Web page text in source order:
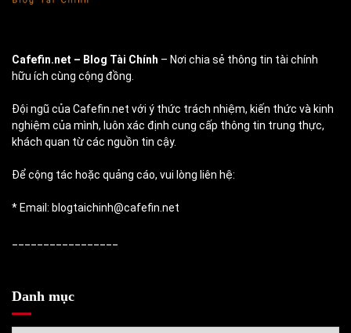
Cafefin.net – Blog Tài Chính – Nơi chia sẻ thông tin tài chính
hữu ích cùng cộng đồng.
Đội ngũ của Cafefin.net với ý thức trách nhiệm, kiến thức và kinh
nghiệm của mình, luôn xác định cung cấp thông tin trung thực,
khách quan từ các nguồn tin cậy.
Để cộng tác hoặc quảng cáo, vui lòng liên hệ:
* Email: blogtaichinh@cafefin.net
Danh mục